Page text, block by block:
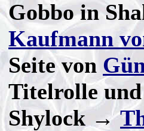
Gobbo in
Kaufmann
Seite von
Titelrolle und
Shylock →